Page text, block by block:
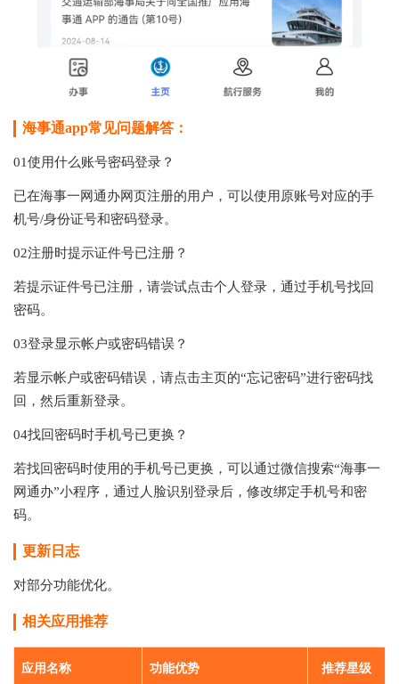
海事通app常见问题解答：
01使用什么账号密码登录？
已在海事一网通办网页注册的用户，可以使用原账号对应的手
机号/身份证号和密码登录。
02注册时提示证件号已注册？
若提示证件号已注册，请尝试点击个人登录，通过手机号找回
密码。
03登录显示帐户或密码错误？
若显示帐户或密码错误，请点击主页的“忘记密码”进行密码找
回，然后重新登录。
04找回密码时手机号已更换？
若找回密码时使用的手机号已更换，可以通过微信搜索“海事一
网通办”小程序，通过人脸识别登录后，修改绑定手机号和密
码。
更新日志
对部分功能优化。
相关应用推荐
应用名称 功能优势 推荐星级